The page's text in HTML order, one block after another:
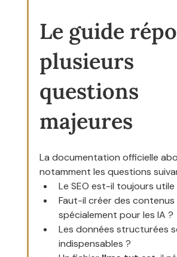
Le guide
plusieurs
questions
majeures
La documentation officielle
notamment les questions
Le SEO est-il toujours utile
Faut-il créer des contenus
spécialement pour les IA ?
Les données structurées
indispensables ?